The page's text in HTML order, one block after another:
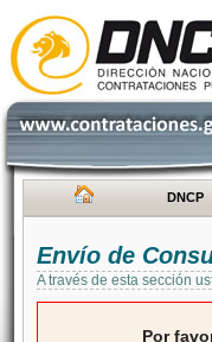
DNCP
Envío de
A través de esta sección
Por